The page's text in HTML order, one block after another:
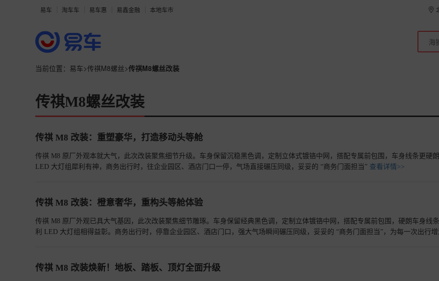
易车 淘车车 易车惠 易鑫金融 本地车市
当前位置： 易车>传祺M8螺丝>传祺M8螺丝改装
传祺M8螺丝改装
传祺 M8 改装：重塑豪华，打造移动头等舱
传祺 M8 原厂外观本就大气，此次改装聚焦细节升级。车身保留沉稳黑色调，定制立体式镀铬中网，搭配专属前包围，车身线条更硬朗
LED 大灯组犀利有神，商务出行时，往企业园区、酒店门口一停，气场直接碾压同级，妥妥的 “商务门面担当” 查看详情>>
传祺 M8 改装：橙意奢华，重构头等舱体验
传祺 M8 原厂外观已具大气基因，此次改装聚焦细节雕琢。车身保留经典黑色调，定制立体镀铬中网，搭配专属前包围，硬朗车身线
利 LED 大灯组相得益彰。商务出行时，停靠企业园区、酒店门口，强大气场瞬间碾压同级，妥妥的 “商务门面担当”，为每一次出行增
传祺 M8 改装焕新！地板、踏板、顶灯全面升级